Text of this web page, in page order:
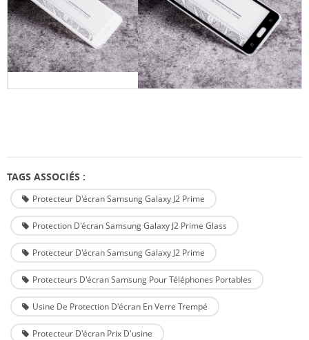
TAGS ASSOCIÉS :
Protecteur D'écran Samsung Galaxy J2 Prime
Protection D'écran Samsung Galaxy J2 Prime Glass
Protecteur D'écran Samsung Galaxy J2 Prime
Protecteurs D'écran Samsung Pour Téléphones Portables
Usine De Protection D'écran En Verre Trempé
Protecteur D'écran Prix D'usine